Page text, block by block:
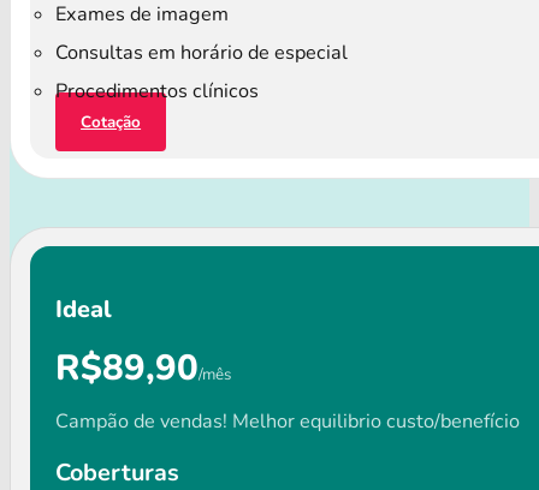
Exames de imagem
Consultas em horário de especial
Procedimentos clínicos
Cotação
Ideal
R$89,90/mês
Campão de vendas! Melhor equilibrio custo/benefício
Coberturas